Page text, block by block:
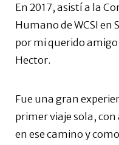
En 2017, asistí a la
Humano de WCSI en
por mi querido
Hector.
Fue una gran
primer viaje sola,
en ese camino y